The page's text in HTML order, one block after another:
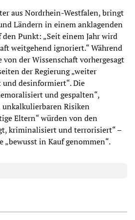
aus Nordrhein-Westfalen, bringt
Ländern in einem anklagenden
Punkt: „Seit einem Jahr wird
weitgehend ignoriert.“ Während
der Wissenschaft vorhergesagt
der Regierung „weiter
desinformiert“. Die
und gespalten“,
Risiken
Eltern“ würden von den
kriminalisiert und terrorisiert“ –
„bewusst in Kauf genommen“.